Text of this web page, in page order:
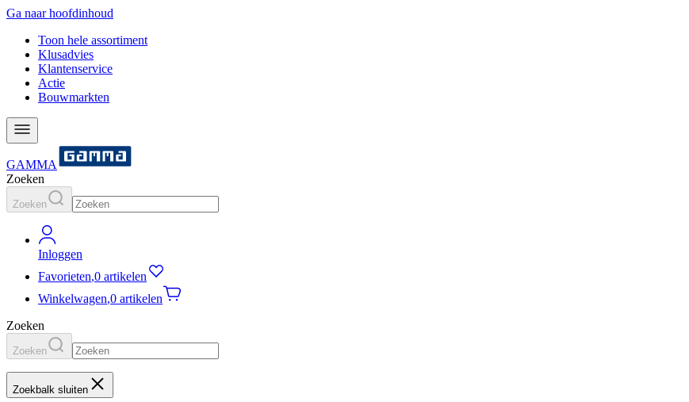
Ga naar hoofdinhoud
Toon hele assortiment
Klusadvies
Klantenservice
Actie
Bouwmarkten
GAMMA
Zoeken
Zoeken
Inloggen
Favorieten,0 artikelen
Winkelwagen,0 artikelen
Zoeken
Zoeken
Zoekbalk sluiten